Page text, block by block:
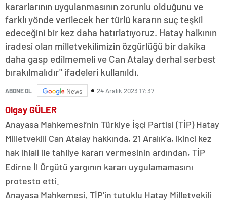
kararlarının uygulanmasının zorunlu olduğunu ve
farklı yönde verilecek her türlü kararın suç teşkil
edeceğini bir kez daha hatırlatıyoruz. Hatay halkının
iradesi olan milletvekilimizin özgürlüğü bir dakika
daha gasp edilmemeli ve Can Atalay derhal serbest
bırakılmalıdır" ifadeleri kullanıldı.
ABONE OL News 24 Aralık 2023 17:37
Olgay GÜLER
Anayasa Mahkemesi’nin Türkiye İşçi Partisi (TİP) Hatay
Milletvekili Can Atalay hakkında, 21 Aralık’a, ikinci kez
hak ihlali ile tahliye kararı vermesinin ardından, TİP
Edirne İl Örgütü yargının kararı uygulamamasını
protesto etti.
Anayasa Mahkemesi, TİP’in tutuklu Hatay Milletvekili